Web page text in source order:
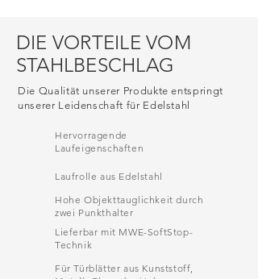
DIE VORTEILE VOM
STAHLBESCHLAG
Die Qualität unserer Produkte entspringt
unserer Leidenschaft für Edelstahl
Hervorragende
Laufeigenschaften
Laufrolle aus Edelstahl
Hohe Objekttauglichkeit durch
zwei Punkthalter
Lieferbar mit MWE-SoftStop-
Technik
Für Türblätter aus Kunststoff,